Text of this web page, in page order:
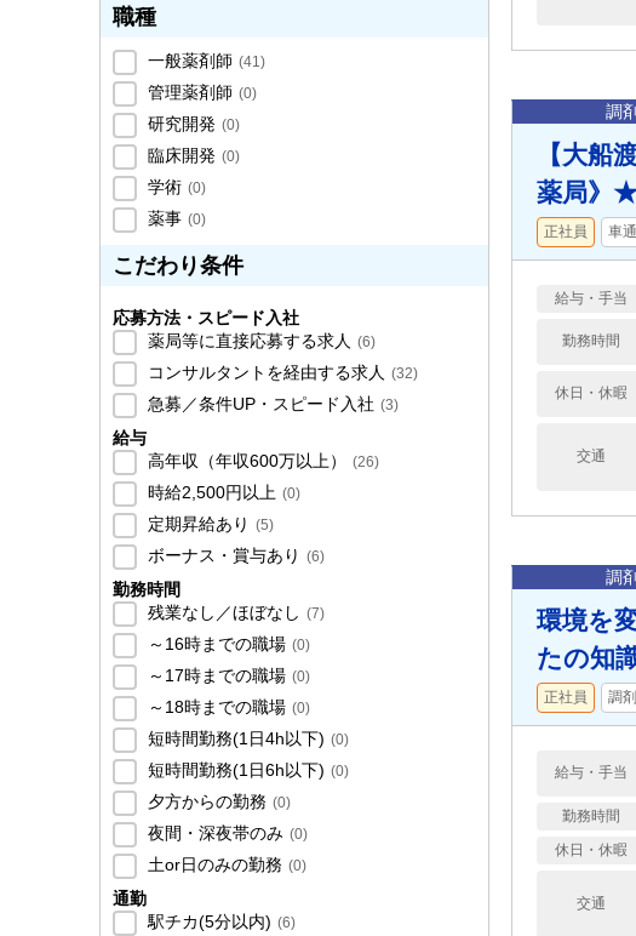
職種
一般薬剤師 (41)
管理薬剤師 (0)
研究開発 (0)
臨床開発 (0)
学術 (0)
薬事 (0)
こだわり条件
応募方法・スピード入社
薬局等に直接応募する求人 (6)
コンサルタントを経由する求人 (32)
急募／条件UP・スピード入社 (3)
給与
高年収（年収600万以上）
(26)
時給2,500円以上 (0)
定期昇給あり (5)
ボーナス・賞与あり (6)
勤務時間
残業なし／ほぼなし (7)
～16時までの職場 (0)
～17時までの職場 (0)
～18時までの職場 (0)
短時間勤務(1日4h以下) (0)
短時間勤務(1日6h以下) (0)
夕方からの勤務 (0)
夜間・深夜帯のみ (0)
土or日のみの勤務 (0)
通勤
駅チカ(5分以内) (6)
調
【大船
薬局》
正社員 車
給与・手当
勤務時間
休日・休暇
交通
調
環境を
たの知
正社員 調
給与・手当
勤務時間
休日・休暇
交通